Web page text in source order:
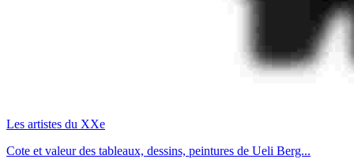
Les artistes du XXe
Cote et valeur des tableaux, dessins, peintures de Ueli Berg...